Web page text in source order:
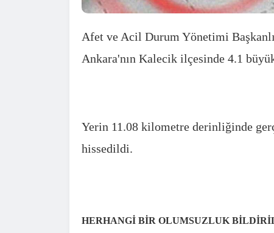
Afet ve Acil Durum Yönetimi
Ankara'nın Kalecik ilçesinde 4.1
Yerin 11.08 kilometre derinliğinde
hissedildi.
HERHANGİ BİR OLUMSUZLUK